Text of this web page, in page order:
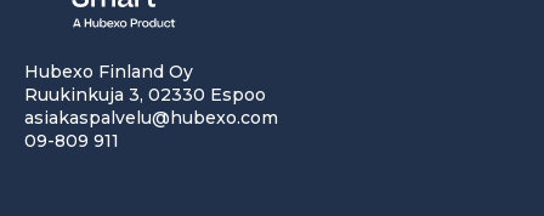
Hubexo Finland Oy
Ruukinkuja 3, 02330 Espoo
asiakaspalvelu@hubexo.com
09-809 911